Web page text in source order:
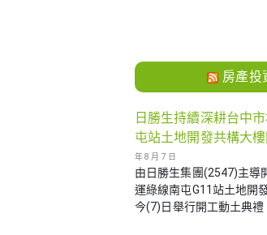
房產投
日勝生持續深耕台中
屯站土地開發共構大
年 8 月 7 日
由日勝生集團(2547)主導
運綠線南屯G11站土地開
今(7)日舉行開工動土典禮